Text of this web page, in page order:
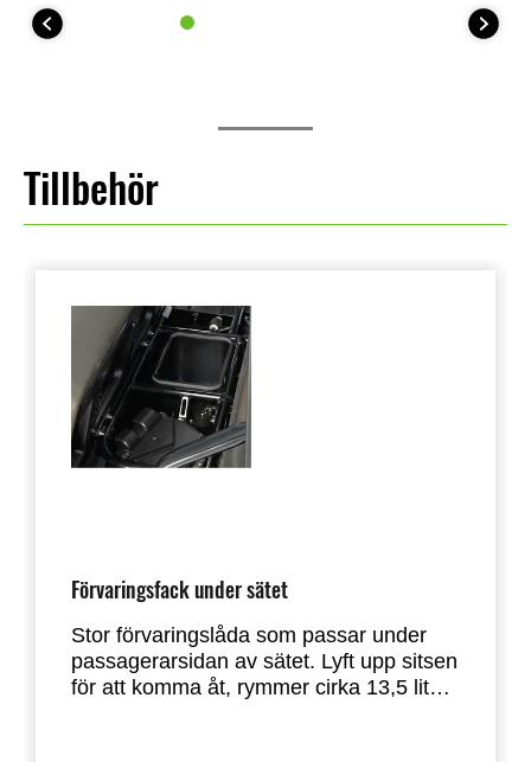
Tillbehör
Förvaringsfack under sätet
Stor förvaringslåda som passar under
passagerarsidan av sätet. Lyft upp sitsen
för att komma åt, rymmer cirka 13,5 liter.